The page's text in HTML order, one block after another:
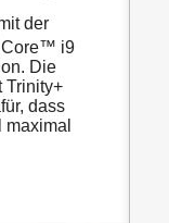
der
Core™ i9
Die
Trinity+
dass